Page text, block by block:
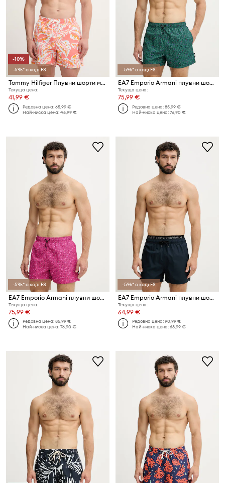
-10%
-5%* с код: FS
Tommy Hilfiger Плувни шорти мъжки
Текуща цена:
41,99 €
Редовна цена:65,99 €
Най-ниска цена:46,99 €
-5%* с код: FS
EA7 Emporio Armani плувни шорти мъжки
Текуща цена:
75,99 €
Редовна цена:85,99 €
Най-ниска цена:76,90 €
-5%* с код: FS
EA7 Emporio Armani плувни шорти мъжки
Текуща цена:
75,99 €
Редовна цена:85,99 €
Най-ниска цена:76,90 €
-5%* с код: FS
EA7 Emporio Armani плувни шорти мъжки
Текуща цена:
64,99 €
Редовна цена:90,99 €
Най-ниска цена:68,99 €